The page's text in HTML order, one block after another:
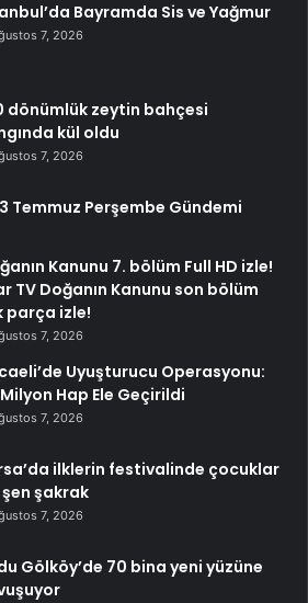
Bayramda Sis ve Yağmur
7, 2026
dönümlük zeytin bahçesi
kül oldu
7, 2026
Temmuz Perşembe Gündemi
Kanunu 7. bölüm Full HD izle!
TV Doğanın Kanunu son bölüm
parça izle!
7, 2026
Uyuşturucu Operasyonu:
Milyon Hap Ele Geçirildi
7, 2026
ilklerin festivalinde çocuklar
şakrak
7, 2026
Gölköy’de 70 bina yeni yüzüne